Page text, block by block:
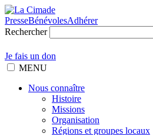
PresseBénévolesAdhérer
Rechercher
Je fais un don
MENU
Nous connaître
Histoire
Missions
Organisation
Régions et groupes locaux